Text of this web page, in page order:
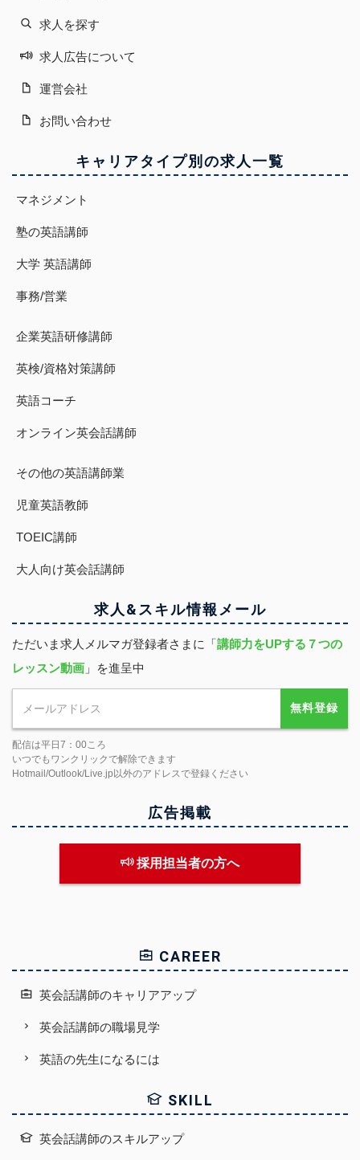
求人を探す
求人広告について
運営会社
お問い合わせ
キャリアタイプ別の求人一覧
マネジメント
塾の英語講師
大学 英語講師
事務/営業
企業英語研修講師
英検/資格対策講師
英語コーチ
オンライン英会話講師
その他の英語講師業
児童英語教師
TOEIC講師
大人向け英会話講師
求人&スキル情報 メール
ただいま求人メルマガ登録者さまに「講師力をUPする７つの
レッスン動画 」を進呈中
無料登録
配信は平日7：00ころ
いつでもワンクリックで解除できます
Hotmail/Outlook/Live.jp以外のアドレスで登録ください
広告掲載
採用担当者の方へ
CAREER
英会話講師のキャリアアップ
英会話講師の職場見学
英語の先生になるには
SKILL
英会話講師のスキルアップ